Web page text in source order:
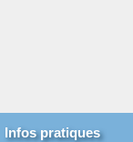
Infos pratiques